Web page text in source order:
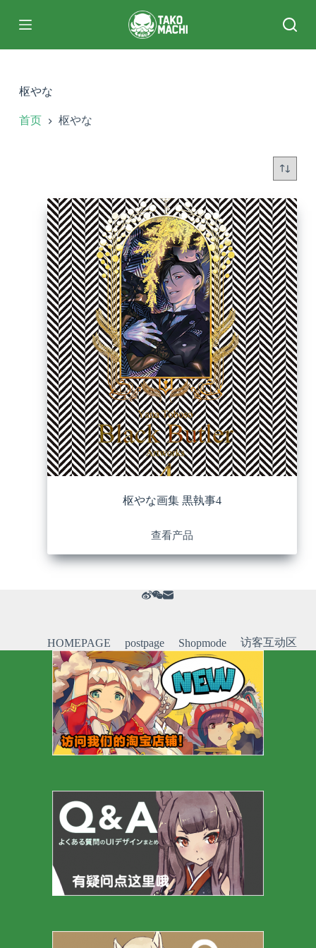
过
枢やな
首页 枢やな
枢やな画集 黒執事4
查看产品
HOMEPAGE postpage Shopmode 访客互动区